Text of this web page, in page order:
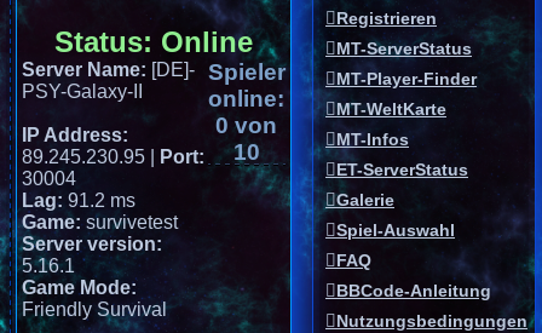
Status: Online
Server Name: [DE]-
PSY-Galaxy-II
IP Address:
89.245.230.95|
Port:
30004
Lag: 91.2 ms
Game:survivetest
Server version:
5.16.1
Game Mode:
Friendly Survival
Spieler
online:
0 von
10
Registrieren
MT-ServerStatus
MT-Player-Finder
MT-WeltKarte
MT-Infos
ET-ServerStatus
Galerie
Spiel-Auswahl
FAQ
BBCode-Anleitung
Nutzungsbedingungen